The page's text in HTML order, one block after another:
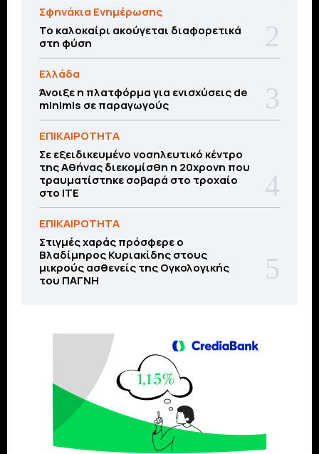
Σφηνάκια Ενημέρωσης
Το καλοκαίρι ακούγεται διαφορετικά
στη φύση
Ελλάδα
Άνοιξε η πλατφόρμα για ενισχύσεις de
minimis σε παραγωγούς
ΕΠΙΚΑΙΡΟΤΗΤΑ
Σε εξειδικευμένο νοσηλευτικό κέντρο
της Αθήνας διεκομίσθη η 20χρονη που
τραυματίστηκε σοβαρά στο τροχαίο
στο ΙΤΕ
ΕΠΙΚΑΙΡΟΤΗΤΑ
Στιγμές χαράς πρόσφερε ο
Βλαδίμηρος Κυριακίδης στους
μικρούς ασθενείς της Ογκολογικής
του ΠΑΓΝΗ